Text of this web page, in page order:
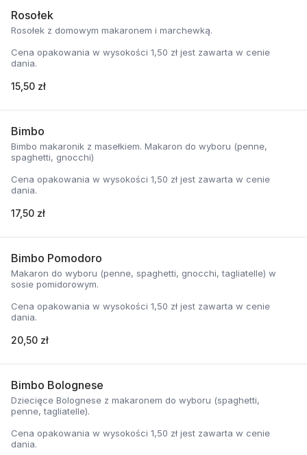
Rosołek
Rosołek z domowym makaronem i marchewką.
Cena opakowania w wysokości 1,50 zł jest zawarta w cenie
dania.
15,50 zł
Bimbo
Bimbo makaronik z masełkiem. Makaron do wyboru (penne,
spaghetti, gnocchi)
Cena opakowania w wysokości 1,50 zł jest zawarta w cenie
dania.
17,50 zł
Bimbo Pomodoro
Makaron do wyboru (penne, spaghetti, gnocchi, tagliatelle) w
sosie pomidorowym.
Cena opakowania w wysokości 1,50 zł jest zawarta w cenie
dania.
20,50 zł
Bimbo Bolognese
Dziecięce Bolognese z makaronem do wyboru (spaghetti,
penne, tagliatelle).
Cena opakowania w wysokości 1,50 zł jest zawarta w cenie
dania.